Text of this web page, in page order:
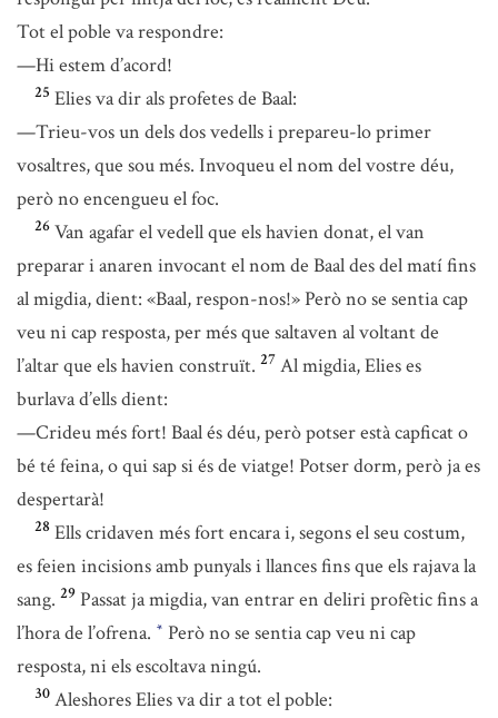
Tot el poble va respondre:
—Hi estem d’acord!
25 Elies va dir als profetes de Baal:
—Trieu-vos un dels dos vedells i prepareu-lo primer
vosaltres, que sou més. Invoqueu el nom del vostre déu,
però no encengueu el foc.
26 Van agafar el vedell que els havien donat, el van
preparar i anaren invocant el nom de Baal des del matí fins
al migdia, dient: «Baal, respon-nos!» Però no se sentia cap
veu ni cap resposta, per més que saltaven al voltant de
l’altar que els havien construït. 27 Al migdia, Elies es
burlava d’ells dient:
—Crideu més fort! Baal és déu, però potser està capficat o
bé té feina, o qui sap si és de viatge! Potser dorm, però ja es
despertarà!
28 Ells cridaven més fort encara i, segons el seu costum,
es feien incisions amb punyals i llances fins que els rajava la
sang. 29 Passat ja migdia, van entrar en deliri profètic fins a
l’hora de l’ofrena. * Però no se sentia cap veu ni cap
resposta, ni els escoltava ningú.
30 Aleshores Elies va dir a tot el poble: